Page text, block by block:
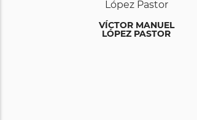
VÍCTOR MANUEL
LÓPEZ PASTOR